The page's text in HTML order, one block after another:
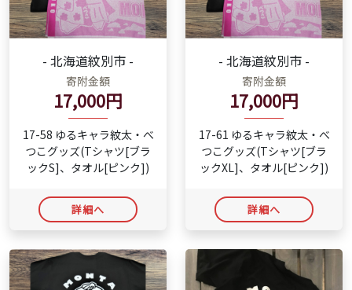
- 北海道紋別市 -
寄附金額
17,000円
17-58 ゆるキャラ紋太・べ
つこグッズ(Tシャツ[ブラ
ックS]、タオル[ピンク])
詳細へ
- 北海道紋別市 -
寄附金額
17,000円
17-61 ゆるキャラ紋太・べ
つこグッズ(Tシャツ[ブラ
ックXL]、タオル[ピンク])
詳細へ